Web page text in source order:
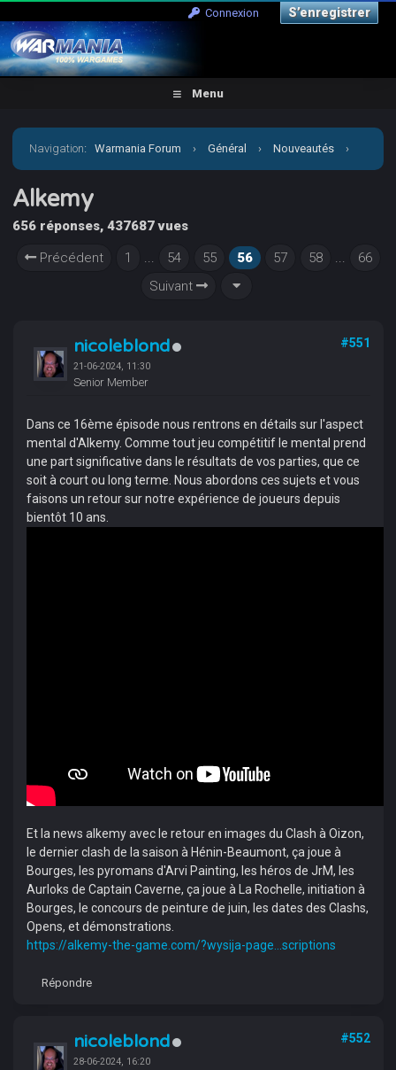
Connexion S’enregistrer
Menu
Navigation:Warmania Forum › Général › Nouveautés ›
Alkemy
Alkemy
656 réponses, 437687 vues
Précédent
1 ... 54 55 56 57 58 ...
66
Suivant
nicoleblond
21-06-2024, 11:30
Senior Member
#551
Dans ce 16ème épisode nous rentrons en détails sur l'aspect
mental d'Alkemy. Comme tout jeu compétitif le mental prend
une part significative dans le résultats de vos parties, que ce
soit à court ou long terme. Nous abordons ces sujets et vous
faisons un retour sur notre expérience de joueurs depuis
bientôt 10 ans.
Et la news alkemy avec le retour en images du Clash à Oizon,
le dernier clash de la saison à Hénin-Beaumont, ça joue à
Bourges, les pyromans d'Arvi Painting, les héros de JrM, les
Aurloks de Captain Caverne, ça joue à La Rochelle, initiation à
Bourges, le concours de peinture de juin, les dates des Clashs,
Opens, et démonstrations.
https://alkemy-the-game.com/?wysija-page...scriptions
Répondre
nicoleblond
28-06-2024, 16:20
#552